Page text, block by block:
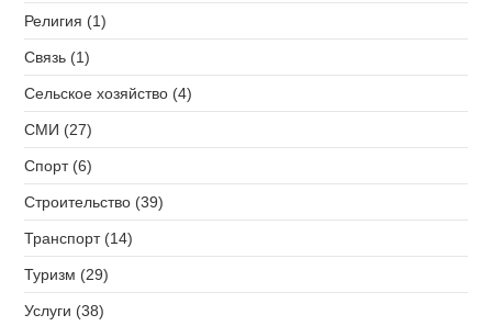
Религия (1)
Связь (1)
Сельское хозяйство (4)
СМИ (27)
Спорт (6)
Строительство (39)
Транспорт (14)
Туризм (29)
Услуги (38)